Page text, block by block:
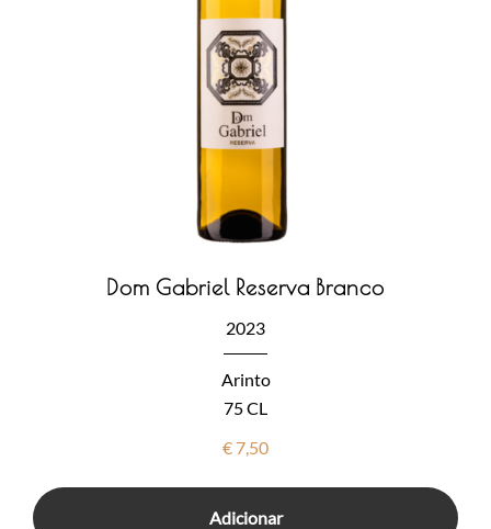
Dom Gabriel Reserva Branco
2023
Arinto
75 CL
€ 7,50
Adicionar